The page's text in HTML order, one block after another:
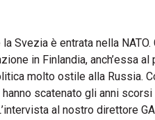
Svezia è entrata nella
in Finlandia, anch’essa
molto ostile alla Russia.
scatenato gli anni
al nostro direttore